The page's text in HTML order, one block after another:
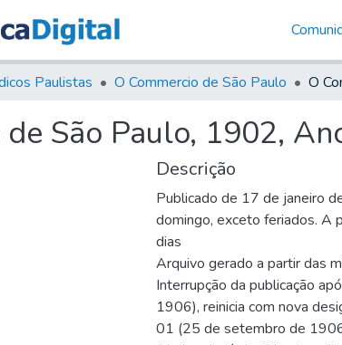
Paulistas O Commercio de São Paulo
São Paulo, 1902,
Descrição
Publicado de 17 de janeiro
domingo, exceto feriados. A
dias
Arquivo gerado a partir das
Interrupção da publicação
1906), reinicia com nova
01 (25 de setembro de